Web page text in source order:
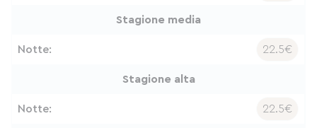
Stagione media
Notte: 22.5€
Stagione alta
Notte: 22.5€